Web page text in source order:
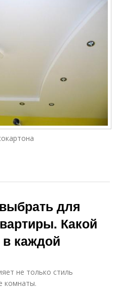
Бетонный потолок
Цены на натяжной
потолок
Потолок в спальню
Линии на натяжном
для
Какой
каждой
не только стиль
комнаты.